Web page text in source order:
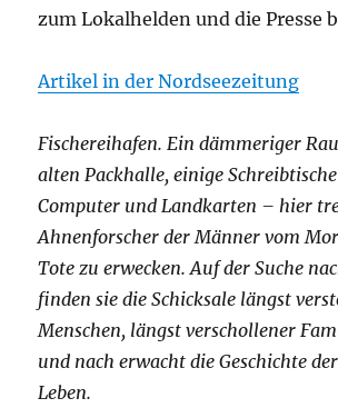
zum Lokalhelden und die Presse
Artikel in der Nordseezeitung
Fischereihafen. Ein dämmeriger
alten Packhalle, einige
Computer und Landkarten – hier
Ahnenforscher der Männer vom
Tote zu erwecken. Auf der Suche
finden sie die Schicksale längst
Menschen, längst verschollener
und nach erwacht die Geschichte
Leben.